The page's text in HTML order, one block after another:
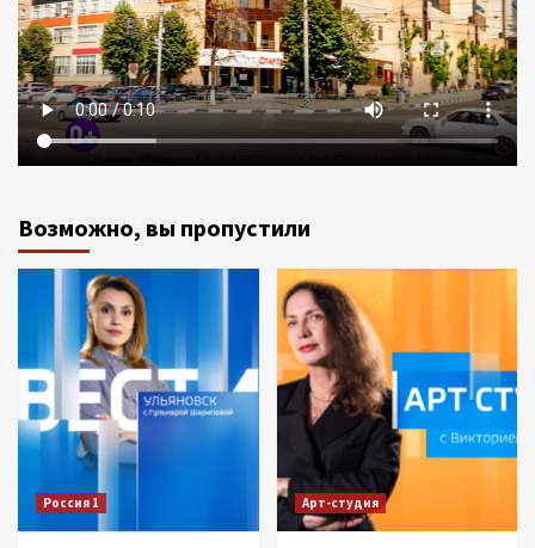
Возможно, вы пропустили
Россия 1 Арт-студия